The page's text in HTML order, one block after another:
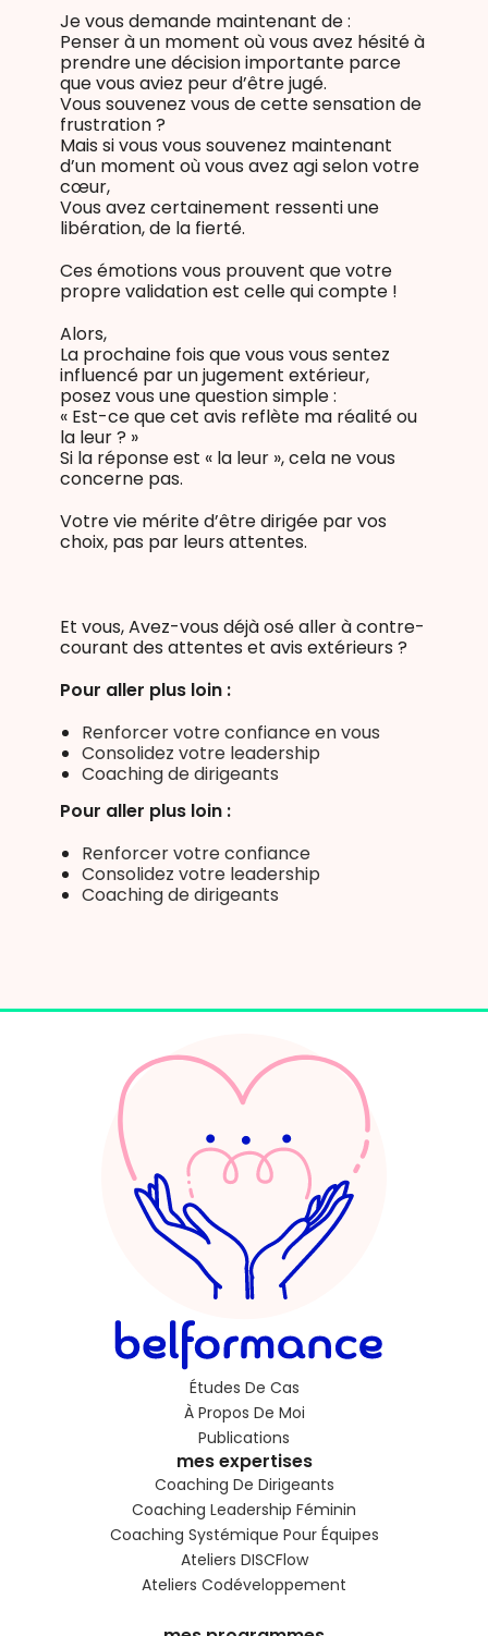
Je vous demande maintenant de :
Penser à un moment où vous avez hésité à
prendre une décision importante parce
que vous aviez peur d’être jugé.
Vous souvenez vous de cette sensation de
frustration ?
Mais si vous vous souvenez maintenant
d’un moment où vous avez agi selon votre
cœur,
Vous avez certainement ressenti une
libération, de la fierté.
Ces émotions vous prouvent que votre
propre validation est celle qui compte !
Alors,
La prochaine fois que vous vous sentez
influencé par un jugement extérieur,
posez vous une question simple :
« Est-ce que cet avis reflète ma réalité ou
la leur ? »
Si la réponse est « la leur », cela ne vous
concerne pas.
Votre vie mérite d’être dirigée par vos
choix, pas par leurs attentes.
Et vous, Avez-vous déjà osé aller à contre-
courant des attentes et avis extérieurs ?
Pour aller plus loin :
Renforcer votre confiance en vous
Consolidez votre leadership
Coaching de dirigeants
Pour aller plus loin :
Renforcer votre confiance
Consolidez votre leadership
Coaching de dirigeants
Études De Cas
À Propos De Moi
Publications
mes expertises
Coaching De Dirigeants
Coaching Leadership Féminin
Coaching Systémique Pour Équipes
Ateliers DISCFlow
Ateliers Codéveloppement